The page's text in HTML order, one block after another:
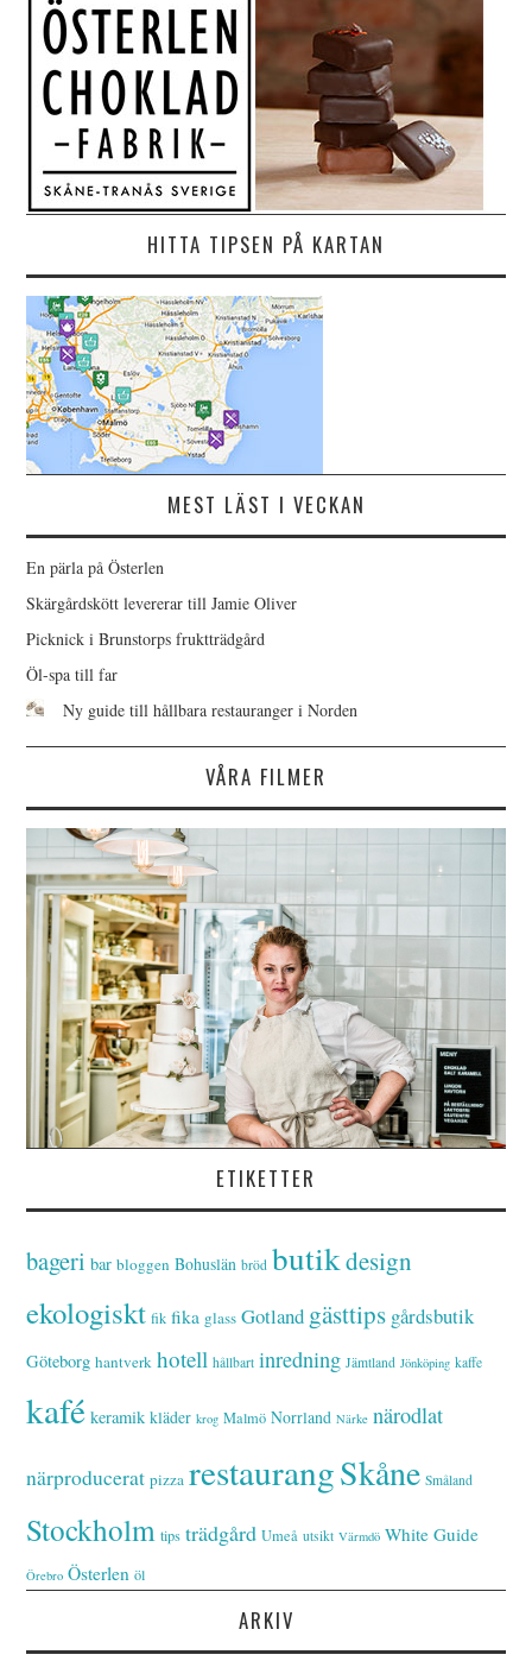
HITTA TIPSEN PÅ KARTAN
MEST LÄST I VECKAN
En pärla på Österlen
Skärgårdskött levererar till Jamie Oliver
Picknick i Brunstorps fruktträdgård
Öl-spa till far
Ny guide till hållbara restauranger i Norden
VÅRA FILMER
ETIKETTER
bageri bar bloggen Bohuslän bröd butikdesign
ekologiskt fik fika glass Gotland gästtips gårdsbutik
Göteborg hantverk hotell hållbart inredning Jämtland Jönköping kaffe
kafé keramik kläder krog Malmö Norrland Närke närodlat
närproducerat pizza restaurangSkåne Småland
Stockholm tips trädgård Umeå utsikt Värmdö White Guide
Örebro Österlen öl
ARKIV